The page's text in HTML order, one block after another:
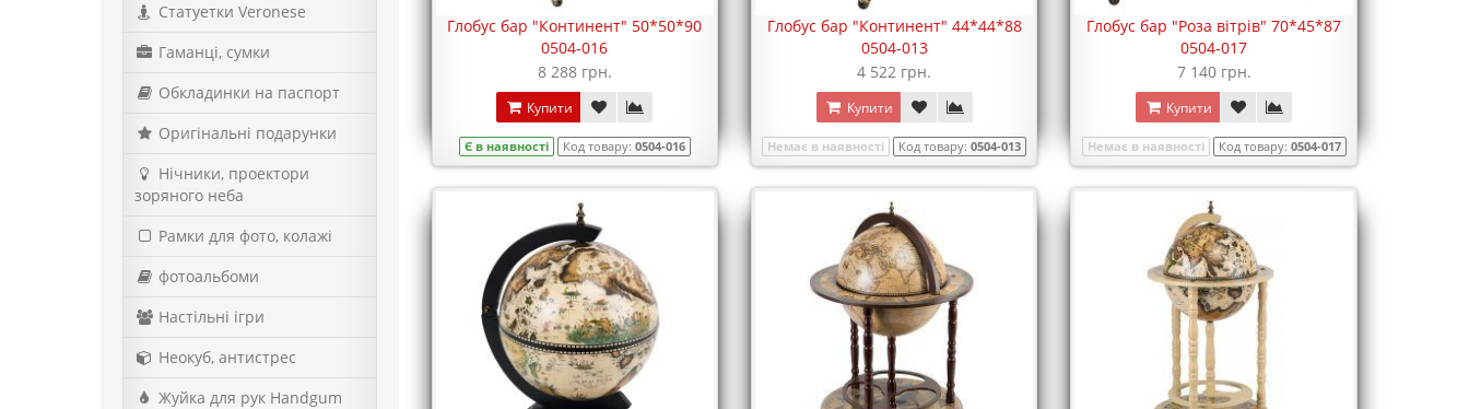
Статуетки Veronese
Гаманці, сумки
Обкладинки на паспорт
Оригінальні подарунки
Нічники, проектори
зоряного неба
Рамки для фото, колажі
фотоальбоми
Настільні ігри
Неокуб, антистрес
Жуйка для рук Handgum
Глобус бар "Континент" 50*50*90
0504-016
8 288 грн.
Купити
Є в наявності Код товару: 0504-016
Глобус бар "Континент" 44*44*88
0504-013
4 522 грн.
Купити
Немає в наявності Код товару:0504-013
Глобус бар "Роза вітрів" 70*45*87
0504-017
7 140 грн.
Купити
Немає в наявності Код товару: 0504-017